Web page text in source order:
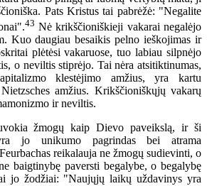
Pats Kristus tai pabrėžė: "Negalite
43 Nė krikščioniškieji vakarai negalėjo
Kuo daugiau besaikis pelno ieškojimas ir
plėtėsi vakaruose, tuo labiau silpnėjo
o neviltis stiprėjo. Tai nėra atsitiktinumas,
klestėjimo amžius, yra kartu
amžius. Krikščioniškųjų vakarų
ir neviltis.
žmogų kaip Dievo paveikslą, ir ši
jo unikumo pagrindas bei atrama
reikalauja ne žmogų sudievinti, o
baigtinybę paversti begalybe, o begalybę
jo žodžiai: "Naujųjų laikų uždavinys yra